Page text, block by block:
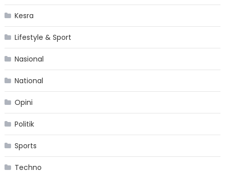
Kesra
Lifestyle & Sport
Nasional
National
Opini
Politik
Sports
Techno